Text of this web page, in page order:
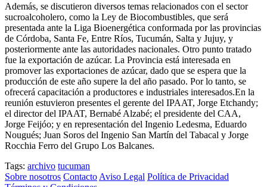
Además, se discutieron diversos temas relacionados con el sector
sucroalcoholero, como la Ley de Biocombustibles, que será
presentada ante la Liga Bioenergética conformada por las provincias
de Córdoba, Santa Fe, Entre Ríos, Tucumán, Salta y Jujuy, y
posteriormente ante las autoridades nacionales. Otro punto tratado
fue la exportación de azúcar. La Provincia está interesada en
promover las exportaciones de azúcar, dado que se espera que la
producción de este año supere la del año pasado. Por lo tanto, se
ofrecerá capacitación a productores e industriales interesados.En la
reunión estuvieron presentes el gerente del IPAAT, Jorge Etchandy;
el director del IPAAT, Bernabé Alzabé; el presidente del CAA,
Jorge Feijóo; y en representación del Ingenio Ledesma, Eduardo
Nougués; Juan Soros del Ingenio San Martín del Tabacal y Jorge
Rocchia Ferro del Grupo Los Balcanes.
Tags: archivo tucuman
Sobre nosotros Contacto Aviso Legal Política de Privacidad